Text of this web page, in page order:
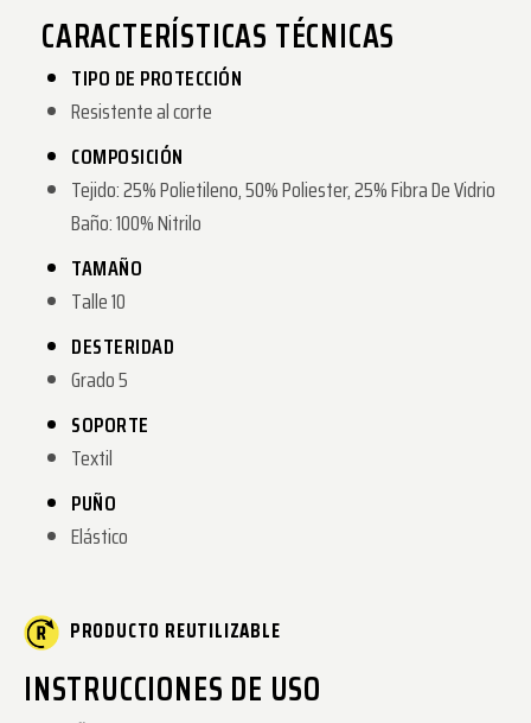
CARACTERÍSTICAS TÉCNICAS
TIPO DE PROTECCIÓN
Resistente al corte
COMPOSICIÓN
Tejido: 25% Polietileno, 50% Poliester, 25% Fibra De Vidrio
Baño: 100% Nitrilo
TAMAÑO
Talle 10
DESTERIDAD
Grado 5
SOPORTE
Textil
PUÑO
Elástico
PRODUCTO REUTILIZABLE
INSTRUCCIONES DE USO